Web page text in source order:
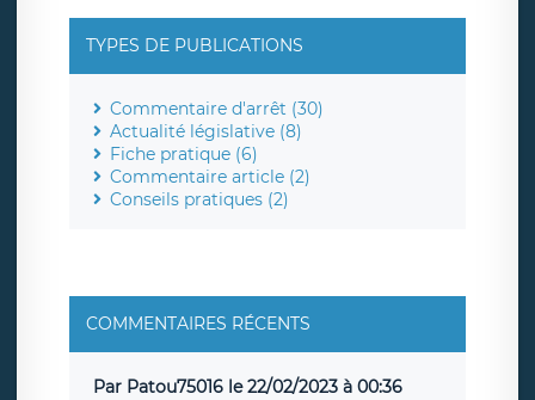
TYPES DE PUBLICATIONS
Commentaire d'arrêt (30)
Actualité législative (8)
Fiche pratique (6)
Commentaire article (2)
Conseils pratiques (2)
COMMENTAIRES RÉCENTS
Par Patou75016 le 22/02/2023 à 00:36